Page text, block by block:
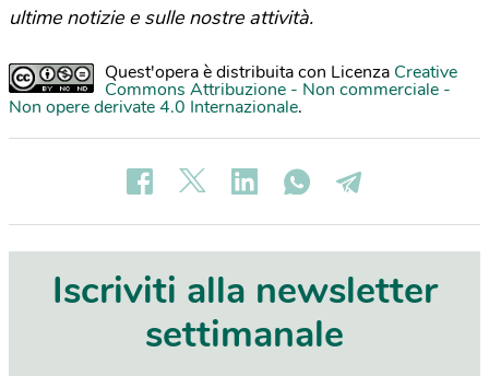
ultime notizie e sulle nostre attività.
Quest'opera è distribuita con Licenza Creative
Commons Attribuzione - Non commerciale -
Non opere derivate 4.0 Internazionale.
Iscriviti alla newsletter
settimanale